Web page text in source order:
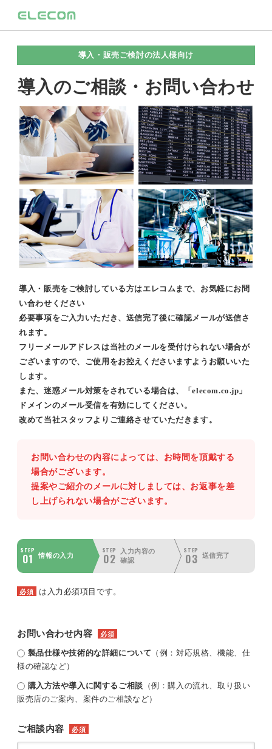
導入・販売ご検討の法人様向け
導入のご相談・お問い合わせ
導入・販売をご検討している方はエレコムまで、お気軽にお問
い合わせください
必要事項をご入力いただき、送信完了後に確認メールが送信さ
れます。
フリーメールアドレスは当社のメールを受付けられない場合が
ございますので、ご使用をお控えくださいますようお願いいた
します。
また、迷惑メール対策をされている場合は、「elecom.co.jp」
ドメインのメール受信を有効にしてください。
改めて当社スタッフよりご連絡させていただきます。
お問い合わせの内容によっては、お時間を頂戴する
場合がございます。
提案やご紹介のメールに対しましては、お返事を差
し上げられない場合がございます。
STEP
01 情報の入力
STEP
02
入力内容の
確認
STEP
03 送信完了
必須 は入力必須項目です。
お問い合わせ内容 必須
製品仕様や技術的な詳細について （例：対応規格、機能、仕
様の確認など）
購入方法や導入に関するご相談 （例：購入の流れ、取り扱い
販売店のご案内、案件のご相談など）
ご相談内容 必須